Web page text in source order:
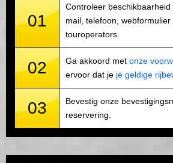
01
Controleer
mail, telefoon, webformulier
touroperators.
02 Ga akkoord met onze
ervoor dat je je geldige
03
Bevestig onze
reservering.